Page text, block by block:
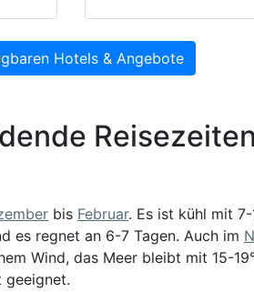
Hotels & Angebote
bis Februar. Es ist kühl mit
es regnet an 6-7 Tagen. Auch im
Wind, das Meer bleibt mit 15-
geeignet.